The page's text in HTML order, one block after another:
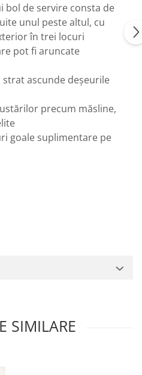
bol de servire consta de
unul peste altul, cu
în trei locuri
pot fi aruncate
ascunde deșeurile
precum măsline,
goale suplimentare pe
SIMILARE